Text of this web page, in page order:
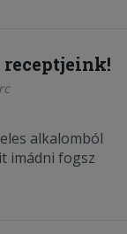
alkalomból
imádni fogsz